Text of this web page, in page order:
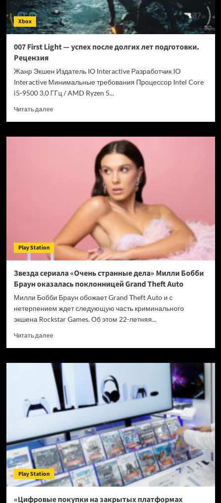
грузит
страницы
в
шесть
быстрее
Xbox
007 First Light — успех после долгих лет подготовки.
Рецензия
Жанр Экшен Издатель IO Interactive Разработчик IO
Interactive Минимальные требования Процессор Intel Core
i5-9500 3,0 ГГц / AMD Ryzen 5...
Читать далееПрочитать
007
подготовки.
Рецензия
Play Station
Звезда сериала «Очень странные дела» Милли Бобби
Браун оказалась поклонницей Grand Theft Auto
Милли Бобби Браун обожает Grand Theft Auto и с
нетерпением ждет следующую часть криминального
экшена Rockstar Games. Об этом 22-летняя...
Читать далееПрочитать
Звезда
сериала
«Очень
странные
дела»
Милли
Браун
оказалась
поклонницей
Grand
Theft
Auto
Play Station
«Цифровые покупки на закрытых платформах